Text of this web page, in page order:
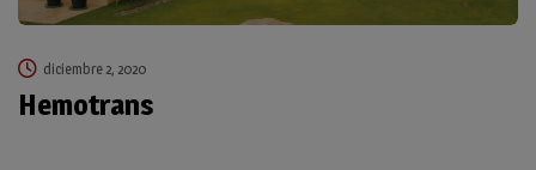
diciembre 2, 2020
Hemotrans